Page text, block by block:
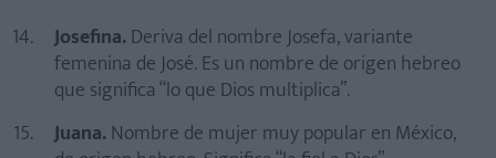
Josefina.Deriva del nombre Josefa, variante
femenina de José. Es un nombre de origen hebreo
que significa “lo que Dios multiplica”.
Juana.Nombre de mujer muy popular en México,